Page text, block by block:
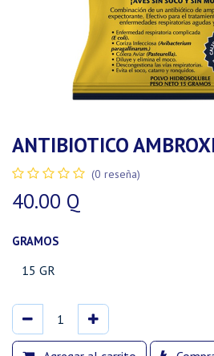
ANTIBIOTICO
(0 reseña)
40.00 Q
GRAMOS